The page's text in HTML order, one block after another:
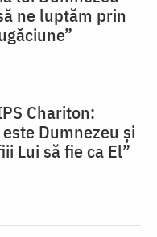
ne luptăm prin
Chariton:
Dumnezeu și
Lui să fie ca El”